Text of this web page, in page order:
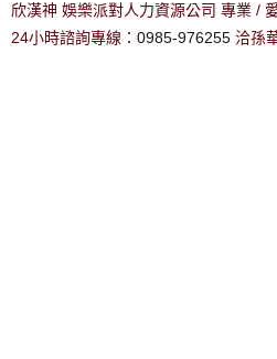
欣漢神 娛樂派對人力資源公司 專業 /
24小時諮詢專線： 0985-976255 洽孫